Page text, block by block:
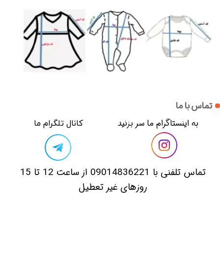
تماس با ما
​​به اینستاگرام ما سر بزنید​​​​​​​
​تماس تلفنی با 09014836221 از ساعت 12 تا 15
روزهای غیر تعطیل
​کانال تلگرام ما